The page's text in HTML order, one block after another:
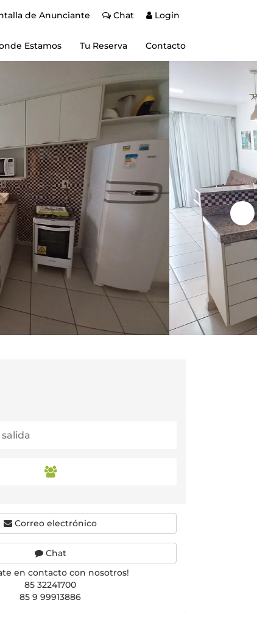
de Anunciante Chat Login
Estamos Tu Reserva Contacto
Correo electrónico
Chat
en contacto con nosotros!
85 32241700
85 9 99913886